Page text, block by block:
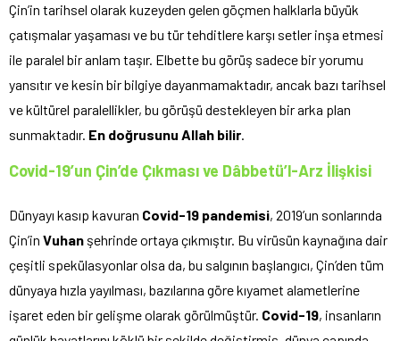
Çin’in tarihsel olarak kuzeyden gelen göçmen halklarla büyük
çatışmalar yaşaması ve bu tür tehditlere karşı setler inşa etmesi
ile paralel bir anlam taşır. Elbette bu görüş sadece bir yorumu
yansıtır ve kesin bir bilgiye dayanmamaktadır, ancak bazı tarihsel
ve kültürel paralellikler, bu görüşü destekleyen bir arka plan
sunmaktadır. En doğrusunu Allah bilir
Covid-19’un Çin’de Çıkması ve Dâbbetü’l-Arz İlişkisi
Dünyayı kasıp kavuran Covid-19 pandemisi, 2019’un sonlarında
Çin’in Vuhan şehrinde ortaya çıkmıştır. Bu virüsün kaynağına dair
çeşitli spekülasyonlar olsa da, bu salgının başlangıcı, Çin’den tüm
dünyaya hızla yayılması, bazılarına göre kıyamet alametlerine
işaret eden bir gelişme olarak görülmüştür. Covid-19, insanların